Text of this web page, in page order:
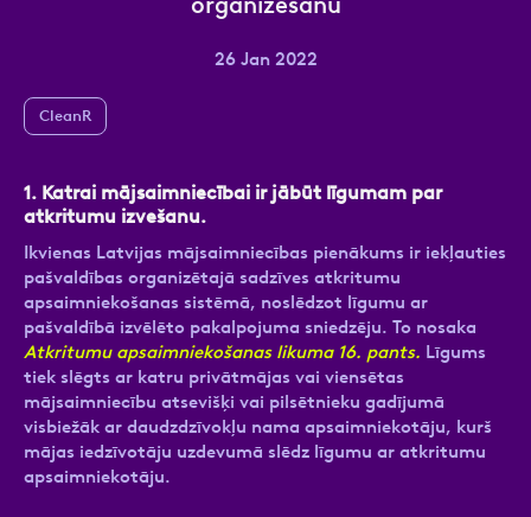
26 Jan 2022
CleanR
1. Katrai mājsaimniecībai ir jābūt līgumam par
atkritumu izvešanu.
Ikvienas Latvijas mājsaimniecības pienākums ir iekļauties
pašvaldības organizētajā sadzīves atkritumu
apsaimniekošanas sistēmā, noslēdzot līgumu ar
pašvaldībā izvēlēto pakalpojuma sniedzēju. To nosaka
Atkritumu apsaimniekošanas likuma 16. pants. Līgums
tiek slēgts ar katru privātmājas vai viensētas
mājsaimniecību atsevišķi vai pilsētnieku gadījumā
visbiežāk ar daudzdzīvokļu nama apsaimniekotāju, kurš
mājas iedzīvotāju uzdevumā slēdz līgumu ar atkritumu
apsaimniekotāju.
Atzīmējiet, ka piekrītat personas datu
apstrādei.Vairāk